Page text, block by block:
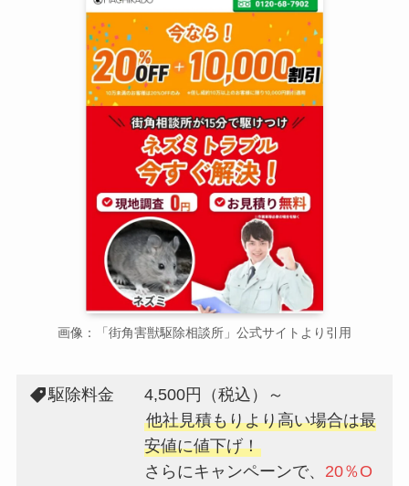
画像：「街角害獣駆除相談所」公式サイトより引用
駆除料金
4,500円（税込）～
他社見積もりより高い場合は最
安値に値下げ！
さらにキャンペーンで、 20％O